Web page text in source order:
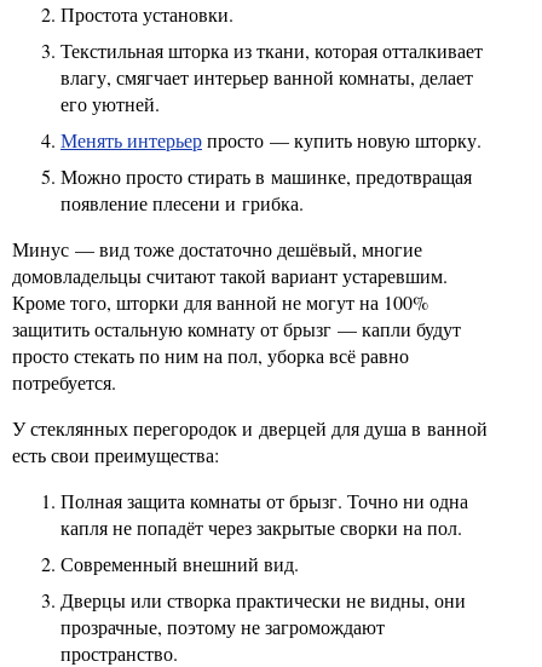
Простота установки.
Текстильная шторка из ткани, которая отталкивает
влагу, смягчает интерьер ванной комнаты, делает
его уютней.
Менять интерьерпросто — купить новую шторку.
Можно просто стирать в машинке, предотвращая
появление плесени и грибка.
Минус — вид тоже достаточно дешёвый, многие
домовладельцы считают такой вариант устаревшим.
Кроме того, шторки для ванной не могут на 100%
защитить остальную комнату от брызг — капли будут
просто стекать по ним на пол, уборка всё равно
потребуется.
У стеклянных перегородок и дверцей для душа в ванной
есть свои преимущества:
Полная защита комнаты от брызг. Точно ни одна
капля не попадёт через закрытые сворки на пол.
Современный внешний вид.
Дверцы или створка практически не видны, они
прозрачные, поэтому не загромождают
пространство.